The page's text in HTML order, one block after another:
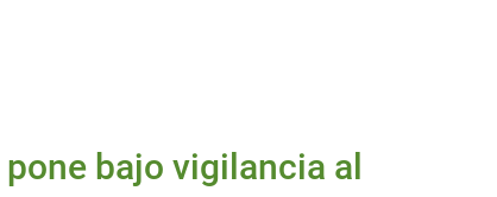
bajo vigilancia al